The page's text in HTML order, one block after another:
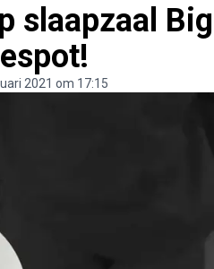
slaapzaal
2021 om 17:15